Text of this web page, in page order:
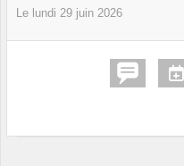
Le lundi 29 juin 2026